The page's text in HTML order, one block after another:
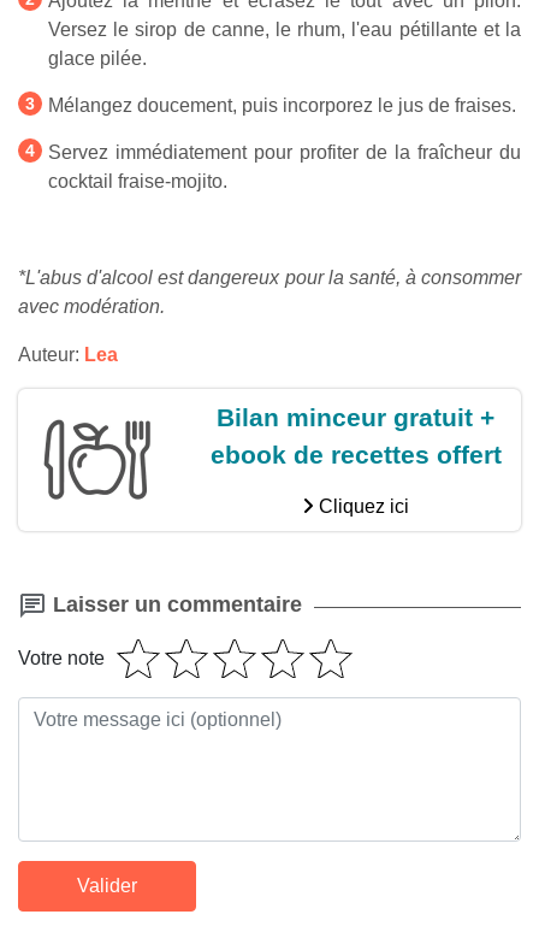
Versez le sirop de canne, le rhum, l'eau pétillante et la
glace pilée.
Mélangez doucement, puis incorporez le jus de fraises.
Servez immédiatement pour profiter de la fraîcheur du
cocktail fraise-mojito.
*L'abus d'alcool est dangereux pour la santé, à consommer
avec modération.
Auteur: Lea
Bilan minceur gratuit +
ebook de recettes offert
Cliquez ici
Laisser un commentaire
Votre note